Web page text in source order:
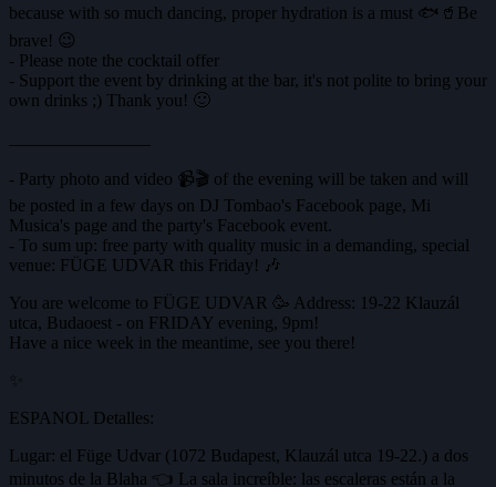
because with so much dancing, proper hydration is a must 🐟🥤Be
brave! 😉
- Please note the cocktail offer
- Support the event by drinking at the bar, it's not polite to bring your
own drinks ;) Thank you! 🙂
- Party photo and video 📹🎬 of the evening will be taken and will
be posted in a few days on DJ Tombao's Facebook page, Mi
Musica's page and the party's Facebook event.
- To sum up: free party with quality music in a demanding, special
venue: FÜGE UDVAR this Friday! 🎶
You are welcome to FÜGE UDVAR 🥳 Address: 19-22 Klauzál
utca, Budaoest - on FRIDAY evening, 9pm!
Have a nice week in the meantime, see you there!
ESPANOL Detalles:
Lugar: el Füge Udvar (1072 Budapest, Klauzál utca 19-22.) a dos
minutos de la Blaha 👈 La sala increíble: las escaleras están a la